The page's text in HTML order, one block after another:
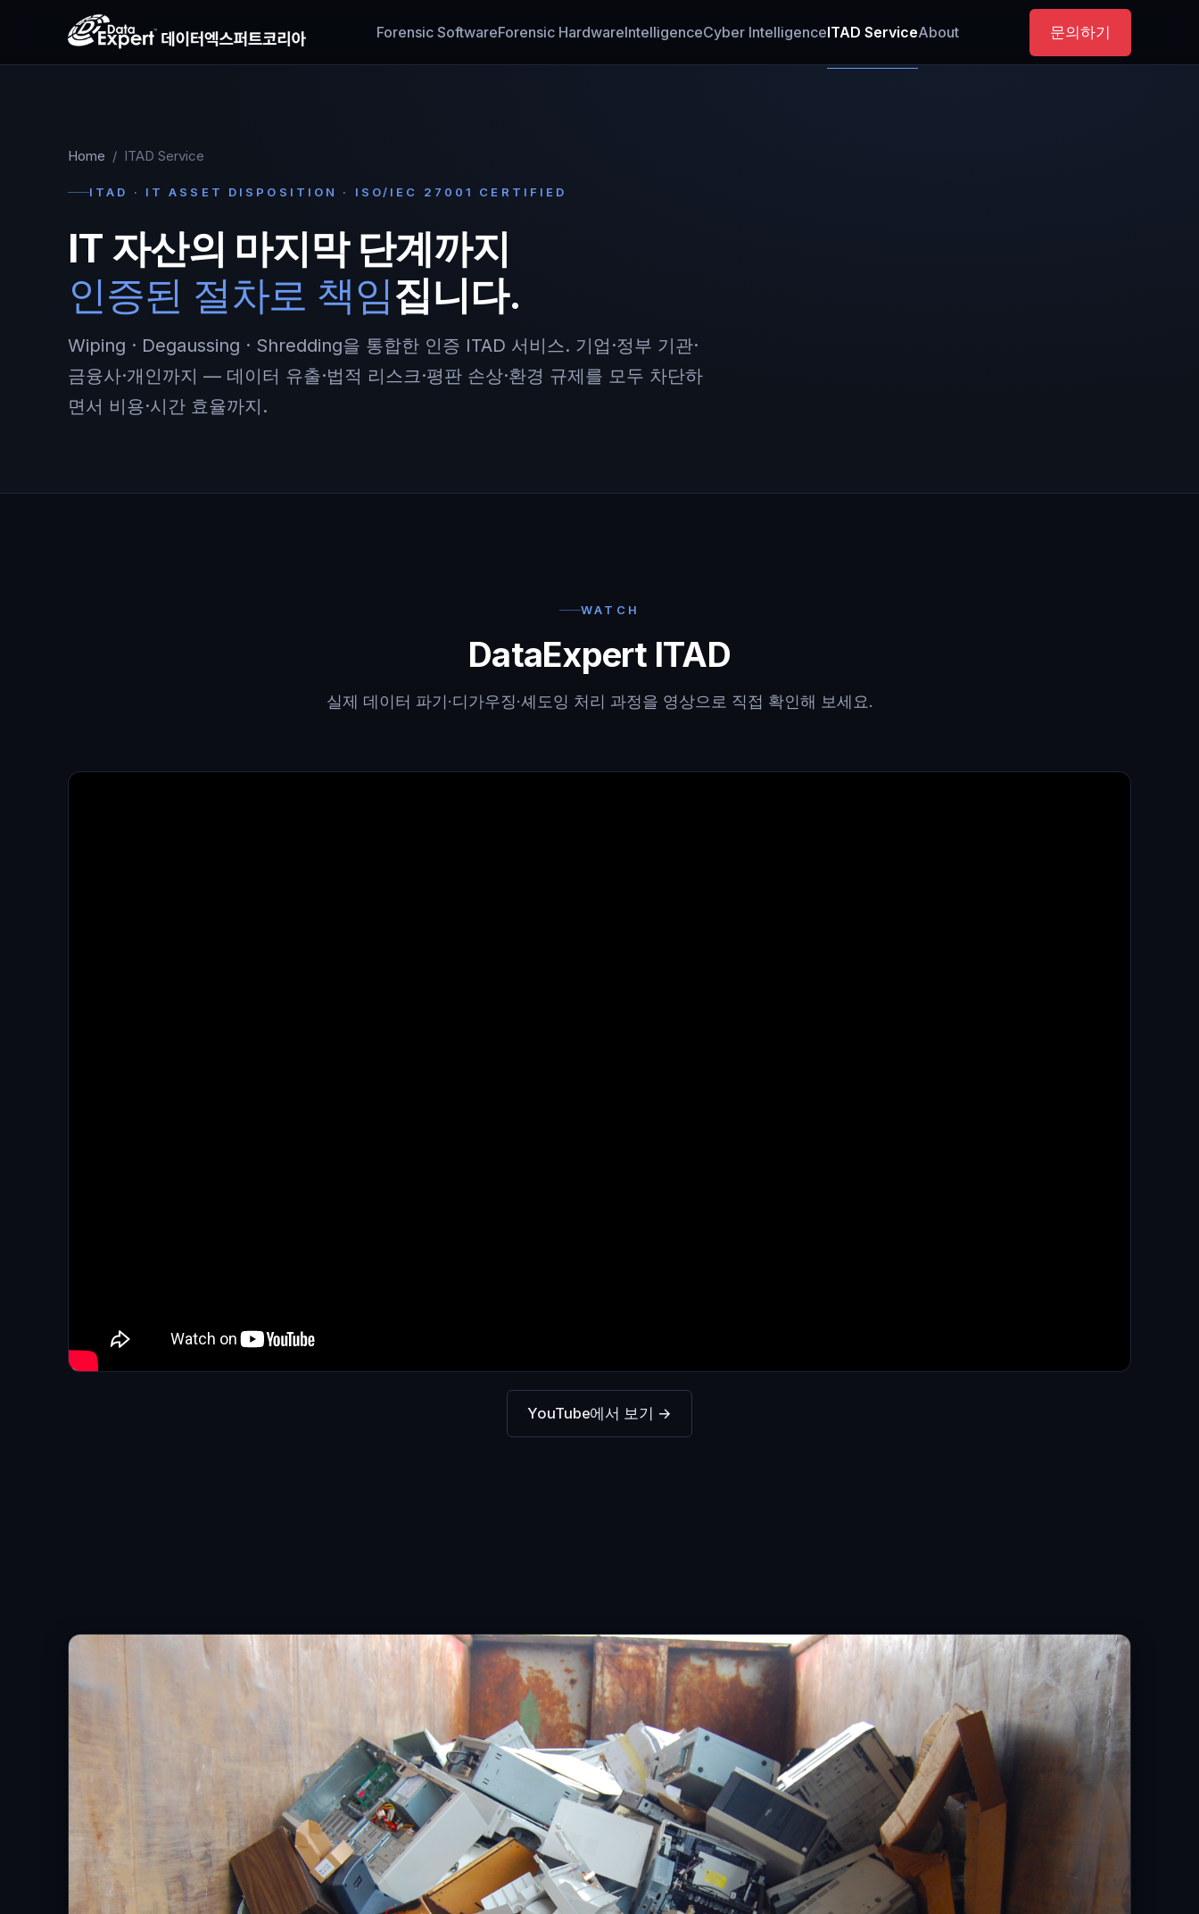
Forensic SoftwareForensic HardwareIntelligenceCyber IntelligenceITAD ServiceAbout 문의하기
Home / ITAD Service
ITAD · IT ASSET DISPOSITION · ISO/IEC 27001 CERTIFIED
IT 자산의 마지막 단계까지
인증된 절차로 책임집니다.
Wiping · Degaussing · Shredding을 통합한 인증 ITAD 서비스. 기업·정부 기관·
금융사·개인까지 — 데이터 유출·법적 리스크·평판 손상·환경 규제를 모두 차단하
면서 비용·시간 효율까지.
WATCH
DataExpert ITAD
실제 데이터 파기·디가우징·셰도잉 처리 과정을 영상으로 직접 확인해 보세요.
YouTube에서 보기 →